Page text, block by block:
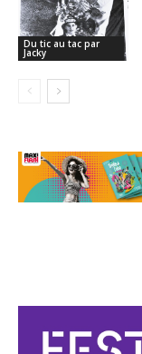
Du tic au tac par
Jacky